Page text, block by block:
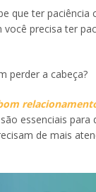
que ter
precisa ter
perder a cabeça?
essenciais
de mais